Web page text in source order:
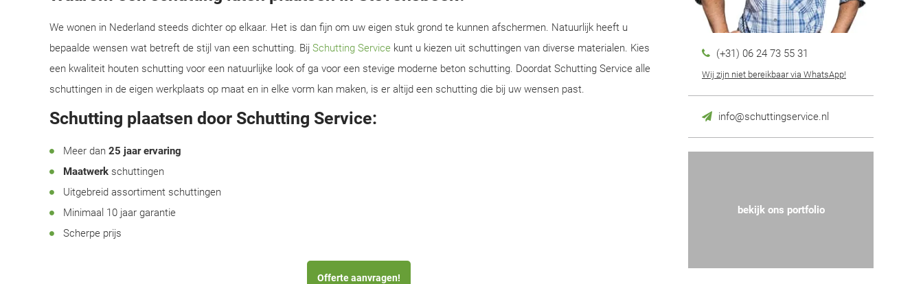
We wonen in Nederland steeds dichter op elkaar. Het is dan fijn om uw eigen stuk grond te kunnen afschermen. Natuurlijk heeft u
bepaalde wensen wat betreft de stijl van een schutting. Bij Schutting Service kunt u kiezen uit schuttingen van diverse materialen. Kies
een kwaliteit houten schutting voor een natuurlijke look of ga voor een stevige moderne beton schutting. Doordat Schutting Service alle
schuttingen in de eigen werkplaats op maat en in elke vorm kan maken, is er altijd een schutting die bij uw wensen past.
Schutting plaatsen door Schutting Service:
Meer dan 25 jaar ervaring
Maatwerk schuttingen
Uitgebreid assortiment schuttingen
Minimaal 10 jaar garantie
Scherpe prijs
Offerte aanvragen!
(+31) 06 24 73 55 31
Wij zijn niet bereikbaar via WhatsApp!
info@schuttingservice.nl
bekijk ons portfolio